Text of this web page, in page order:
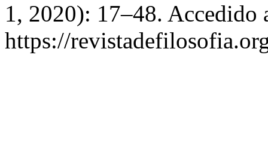
1, 2020): 17–48. Accedido
https://